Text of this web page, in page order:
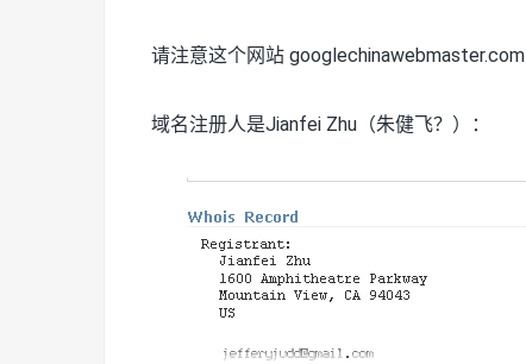
请注意这个网站 googlechinawebmaster.com
域名注册人是Jianfei Zhu（朱健飞？）：